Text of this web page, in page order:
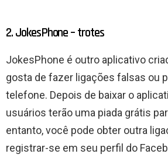
2. JokesPhone – trotes
JokesPhone é outro aplicativo
gosta de fazer ligações falsas ou
telefone. Depois de baixar o
usuários terão uma piada grátis
entanto, você pode obter outra
registrar-se em seu perfil do